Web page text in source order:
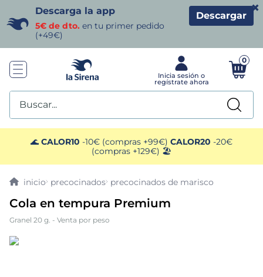
Descarga la app
5€ de dto. en tu primer pedido
(+49€)
Descargar
×
0
Buscar...
🌊 CALOR10 -10€ (compras +99€) CALOR20 -20€
(compras +129€) 🏖️
precocinados precocinados de marisco
Cola en tempura Premium
Granel 20 g. - Venta por peso
TÉRMINOS MÁS BUSCADOS
1. helados sirena
3. patatas